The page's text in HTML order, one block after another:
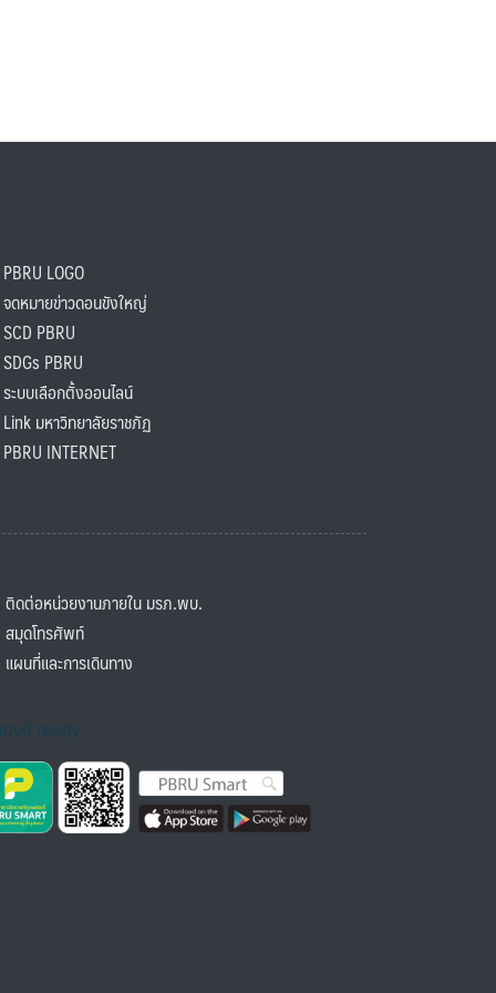
LOGO
หมายข่าวดอนขังใหญ่
PBRU
PBRU
บบเลือกตั้งออนไลน์
มหาวิทยาลัยราชภัฏ
INTERNET
ต่อหน่วยงานภายใน มรภ.พบ.
ดโทรศัพท์
นที่และการเดินทาง